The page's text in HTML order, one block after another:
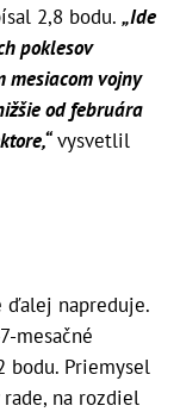
2,8 bodu. „Ide
poklesov
mesiacom vojny
od februára
vysvetlil
ďalej napreduje.
mesačné
bodu. Priemysel
na rozdiel